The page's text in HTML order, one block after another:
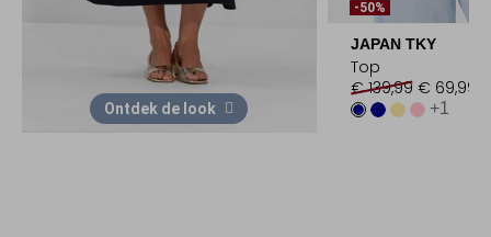
Ontdek de look
-50%
JAPAN TKY
Top
€ 139,99 € 69,99
+1